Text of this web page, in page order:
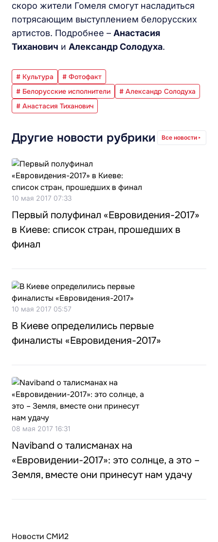
скоро жители Гомеля смогут насладиться
потрясающим выступлением белорусских
артистов. Подробнее – Анастасия
Тиханович и Александр Солодуха.
# Культура
# Фотофакт
# Белорусские исполнители
# Александр Солодуха
# Анастасия Тиханович
Другие новости рубрики Все новости
10 мая 2017 07:33
Первый полуфинал «Евровидения-2017»
в Киеве: список стран, прошедших в
финал
10 мая 2017 05:57
В Киеве определились первые
финалисты «Евровидения-2017»
08 мая 2017 16:31
Naviband о талисманах на
«Евровидении-2017»: это солнце, а это –
Земля, вместе они принесут нам удачу
Новости СМИ2